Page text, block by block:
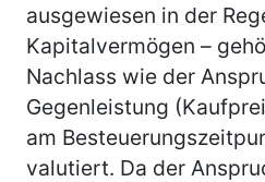
ausgewiesen in der
Kapitalvermögen –
Nachlass wie der
Gegenleistung
am
valutiert. Da der